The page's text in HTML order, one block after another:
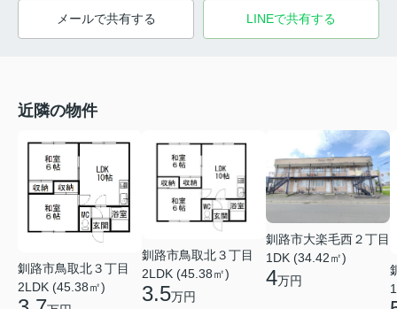
メールで共有する LINEで共有する
近隣の物件
釧路市鳥取北３丁目
2LDK (45.38㎡)
釧路市鳥取北３丁目
2LDK (45.38㎡)
3.5万円
釧路市大楽毛西２丁目
1DK (34.42㎡)
4万円